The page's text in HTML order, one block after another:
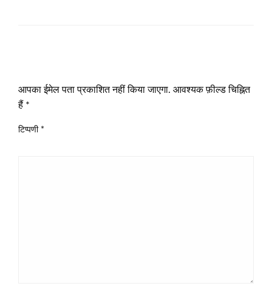
आपका ईमेल पता प्रकाशित नहीं किया जाएगा. आवश्यक फ़ील्ड चिह्नित
हैं *
टिप्पणी *